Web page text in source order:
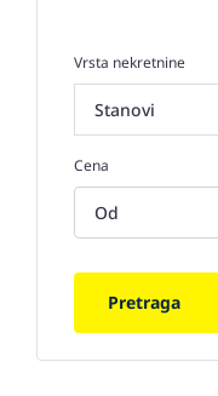
Vrsta nekretnine
Cena
Pretraga